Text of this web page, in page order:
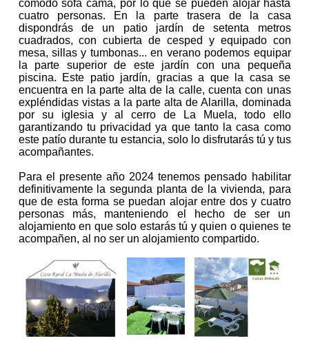
cómodo sofá cama, por lo que se pueden alojar hasta
cuatro personas. En la parte trasera de la casa
dispondrás de un patio jardín de setenta metros
cuadrados, con cubierta de cesped y equipado con
mesa, sillas y tumbonas... en verano podemos equipar
la parte superior de este jardín con una pequeña
piscina. Este patio jardín, gracias a que la casa se
encuentra en la parte alta de la calle, cuenta con unas
expléndidas vistas a la parte alta de Alarilla, dominada
por su iglesia y al cerro de La Muela, todo ello
garantizando tu privacidad ya que tanto la casa como
este patío durante tu estancia, solo lo disfrutarás tú y tus
acompañantes.
Para el presente año 2024 tenemos pensado habilitar
definitivamente la segunda planta de la vivienda, para
que de esta forma se puedan alojar entre dos y cuatro
personas más, manteniendo el hecho de ser un
alojamiento en que solo estarás tú y quien o quienes te
acompañen, al no ser un alojamiento compartido.